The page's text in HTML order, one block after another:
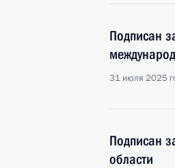
Подписан
31 июля 2025
Подписан
области